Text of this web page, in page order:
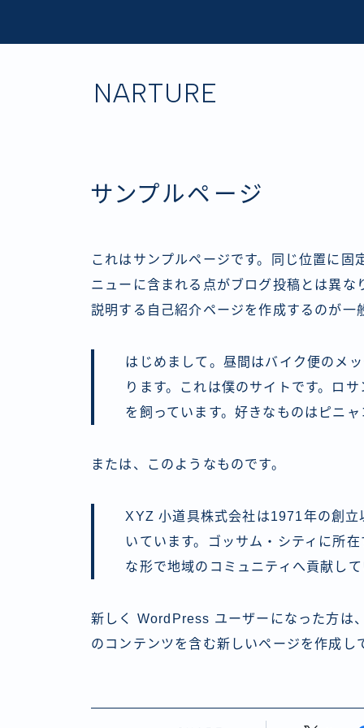
NARTURE
サンプルページ
これはサンプルページです。同じ位置に
ニューに含まれる点がブログ投稿とは異な
説明する自己紹介ページを作成するのが一
はじめまして。昼間はバイク便のメ
ります。これは僕のサイトです。ロ
を飼っています。好きなものはピニ
または、このようなものです。
XYZ 小道具株式会社は1971年の創
いています。ゴッサム・シティに所
な形で地域のコミュニティへ貢献して
新しく WordPress ユーザーになった方は、
のコンテンツを含む新しいページを作成